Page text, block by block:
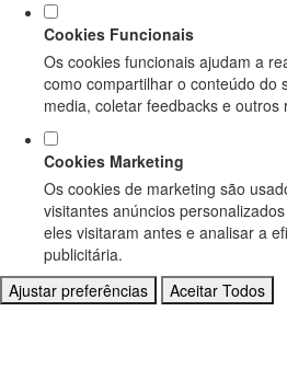
Cookies Funcionais
Os cookies funcionais ajudam a
como compartilhar o conteúdo do
media, coletar feedbacks e outros
Cookies Marketing
Os cookies de marketing são
visitantes anúncios
eles visitaram antes e analisar a
publicitária.
Ajustar preferências
Aceitar Todos